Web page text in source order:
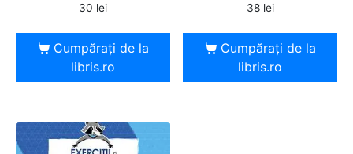
30 lei
Cumpărați de la
libris.ro
38 lei
Cumpărați de la
libris.ro